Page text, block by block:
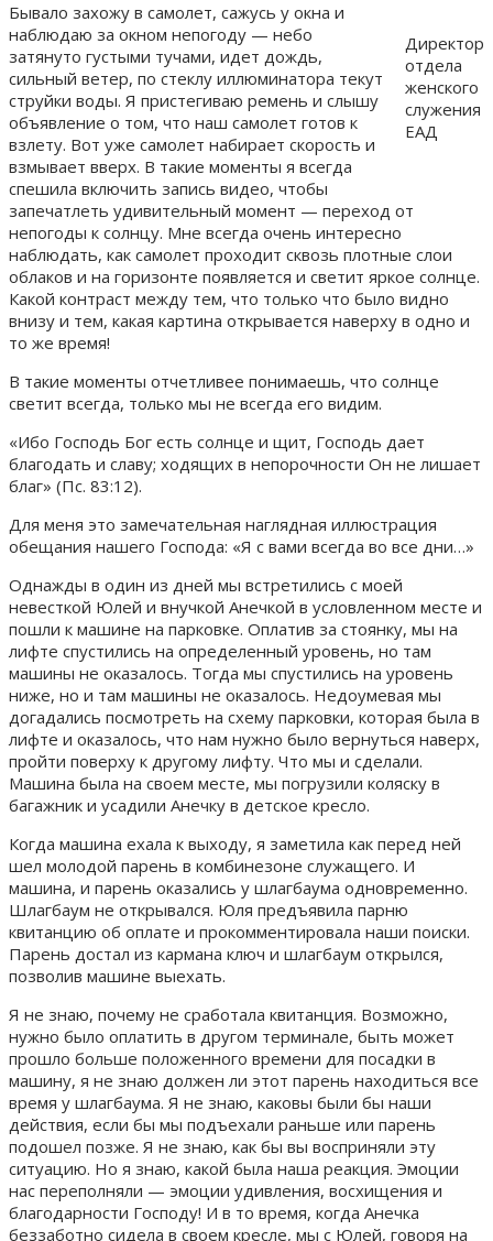
Директор
отдела
женского
служения
ЕАД
Бывало захожу в самолет, сажусь у окна и
наблюдаю за окном непогоду — небо
затянуто густыми тучами, идет дождь,
сильный ветер, по стеклу иллюминатора текут
струйки воды. Я пристегиваю ремень и слышу
объявление о том, что наш самолет готов к
взлету. Вот уже самолет набирает скорость и
взмывает вверх. В такие моменты я всегда
спешила включить запись видео, чтобы
запечатлеть удивительный момент — переход от
непогоды к солнцу. Мне всегда очень интересно
наблюдать, как самолет проходит сквозь плотные слои
облаков и на горизонте появляется и светит яркое солнце.
Какой контраст между тем, что только что было видно
внизу и тем, какая картина открывается наверху в одно и
то же время!
В такие моменты отчетливее понимаешь, что солнце
светит всегда, только мы не всегда его видим.
«Ибо Господь Бог есть солнце и щит, Господь дает
благодать и славу; ходящих в непорочности Он не лишает
благ» (Пс. 83:12).
Для меня это замечательная наглядная иллюстрация
обещания нашего Господа: «Я с вами всегда во все дни…»
Однажды в один из дней мы встретились с моей
невесткой Юлей и внучкой Анечкой в условленном месте и
пошли к машине на парковке. Оплатив за стоянку, мы на
лифте спустились на определенный уровень, но там
машины не оказалось. Тогда мы спустились на уровень
ниже, но и там машины не оказалось. Недоумевая мы
догадались посмотреть на схему парковки, которая была в
лифте и оказалось, что нам нужно было вернуться наверх,
пройти поверху к другому лифту. Что мы и сделали.
Машина была на своем месте, мы погрузили коляску в
багажник и усадили Анечку в детское кресло.
Когда машина ехала к выходу, я заметила как перед ней
шел молодой парень в комбинезоне служащего. И
машина, и парень оказались у шлагбаума одновременно.
Шлагбаум не открывался. Юля предъявила парню
квитанцию об оплате и прокомментировала наши поиски.
Парень достал из кармана ключ и шлагбаум открылся,
позволив машине выехать.
Я не знаю, почему не сработала квитанция. Возможно,
нужно было оплатить в другом терминале, быть может
прошло больше положенного времени для посадки в
машину, я не знаю должен ли этот парень находиться все
время у шлагбаума. Я не знаю, каковы были бы наши
действия, если бы мы подъехали раньше или парень
подошел позже. Я не знаю, как бы вы восприняли эту
ситуацию. Но я знаю, какой была наша реакция. Эмоции
нас переполняли — эмоции удивления, восхищения и
благодарности Господу! И в то время, когда Анечка
беззаботно сидела в своем кресле, мы с Юлей, говоря на